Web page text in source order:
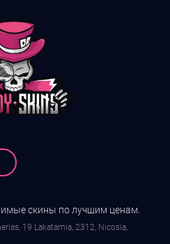
скины по лучшим ценам.
19 Lakatamia, 2312, Nicosia,